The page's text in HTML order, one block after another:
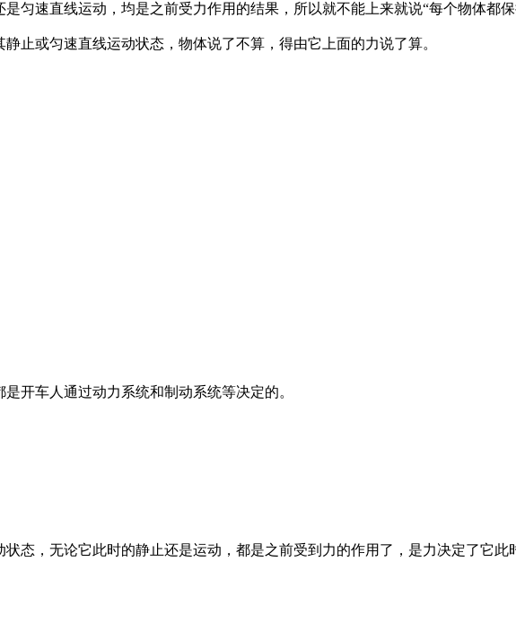
速直线运动，均是之前受力作用的结果，所以就不能上来就说“每个物体都保
止或匀速直线运动状态，物体说了不算，得由它上面的力说了算。
开车人通过动力系统和制动系统等决定的。
态，无论它此时的静止还是运动，都是之前受到力的作用了，是力决定了它此